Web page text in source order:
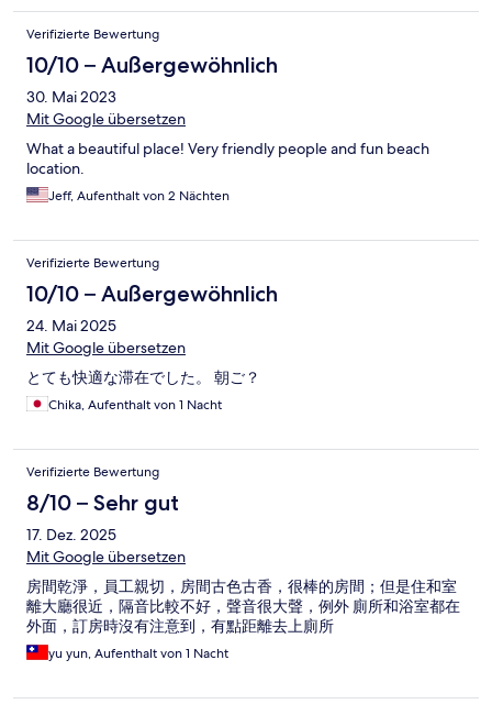
Verifizierte Bewertung
10/10 – Außergewöhnlich
30. Mai 2023
Mit Google übersetzen
What a beautiful place! Very friendly people and fun beach
location.
Jeff, Aufenthalt von 2 Nächten
Verifizierte Bewertung
10/10 – Außergewöhnlich
24. Mai 2025
Mit Google übersetzen
とても快適な滞在でした。 朝ご？
Chika, Aufenthalt von 1 Nacht
Verifizierte Bewertung
8/10 – Sehr gut
17. Dez. 2025
Mit Google übersetzen
房間乾淨，員工親切，房間古色古香，很棒的房間；但是住和室
離大廳很近，隔音比較不好，聲音很大聲，例外 廁所和浴室都在
外面，訂房時沒有注意到，有點距離去上廁所
yu yun, Aufenthalt von 1 Nacht